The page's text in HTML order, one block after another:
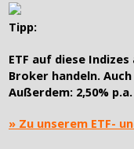
Tipp:
ETF auf diese Indizes
Broker handeln. Auch
Außerdem: 2,50%
» Zu unserem ETF-